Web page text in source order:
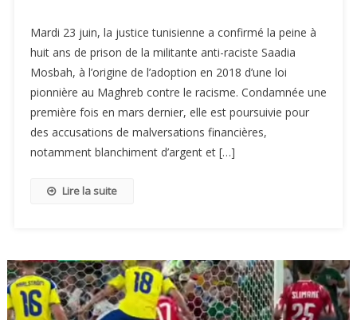
Mardi 23 juin, la justice tunisienne a confirmé la peine à
huit ans de prison de la militante anti-raciste Saadia
Mosbah, à l’origine de l’adoption en 2018 d’une loi
pionnière au Maghreb contre le racisme. Condamnée une
première fois en mars dernier, elle est poursuivie pour
des accusations de malversations financières,
notamment blanchiment d’argent et […]
Lire la suite